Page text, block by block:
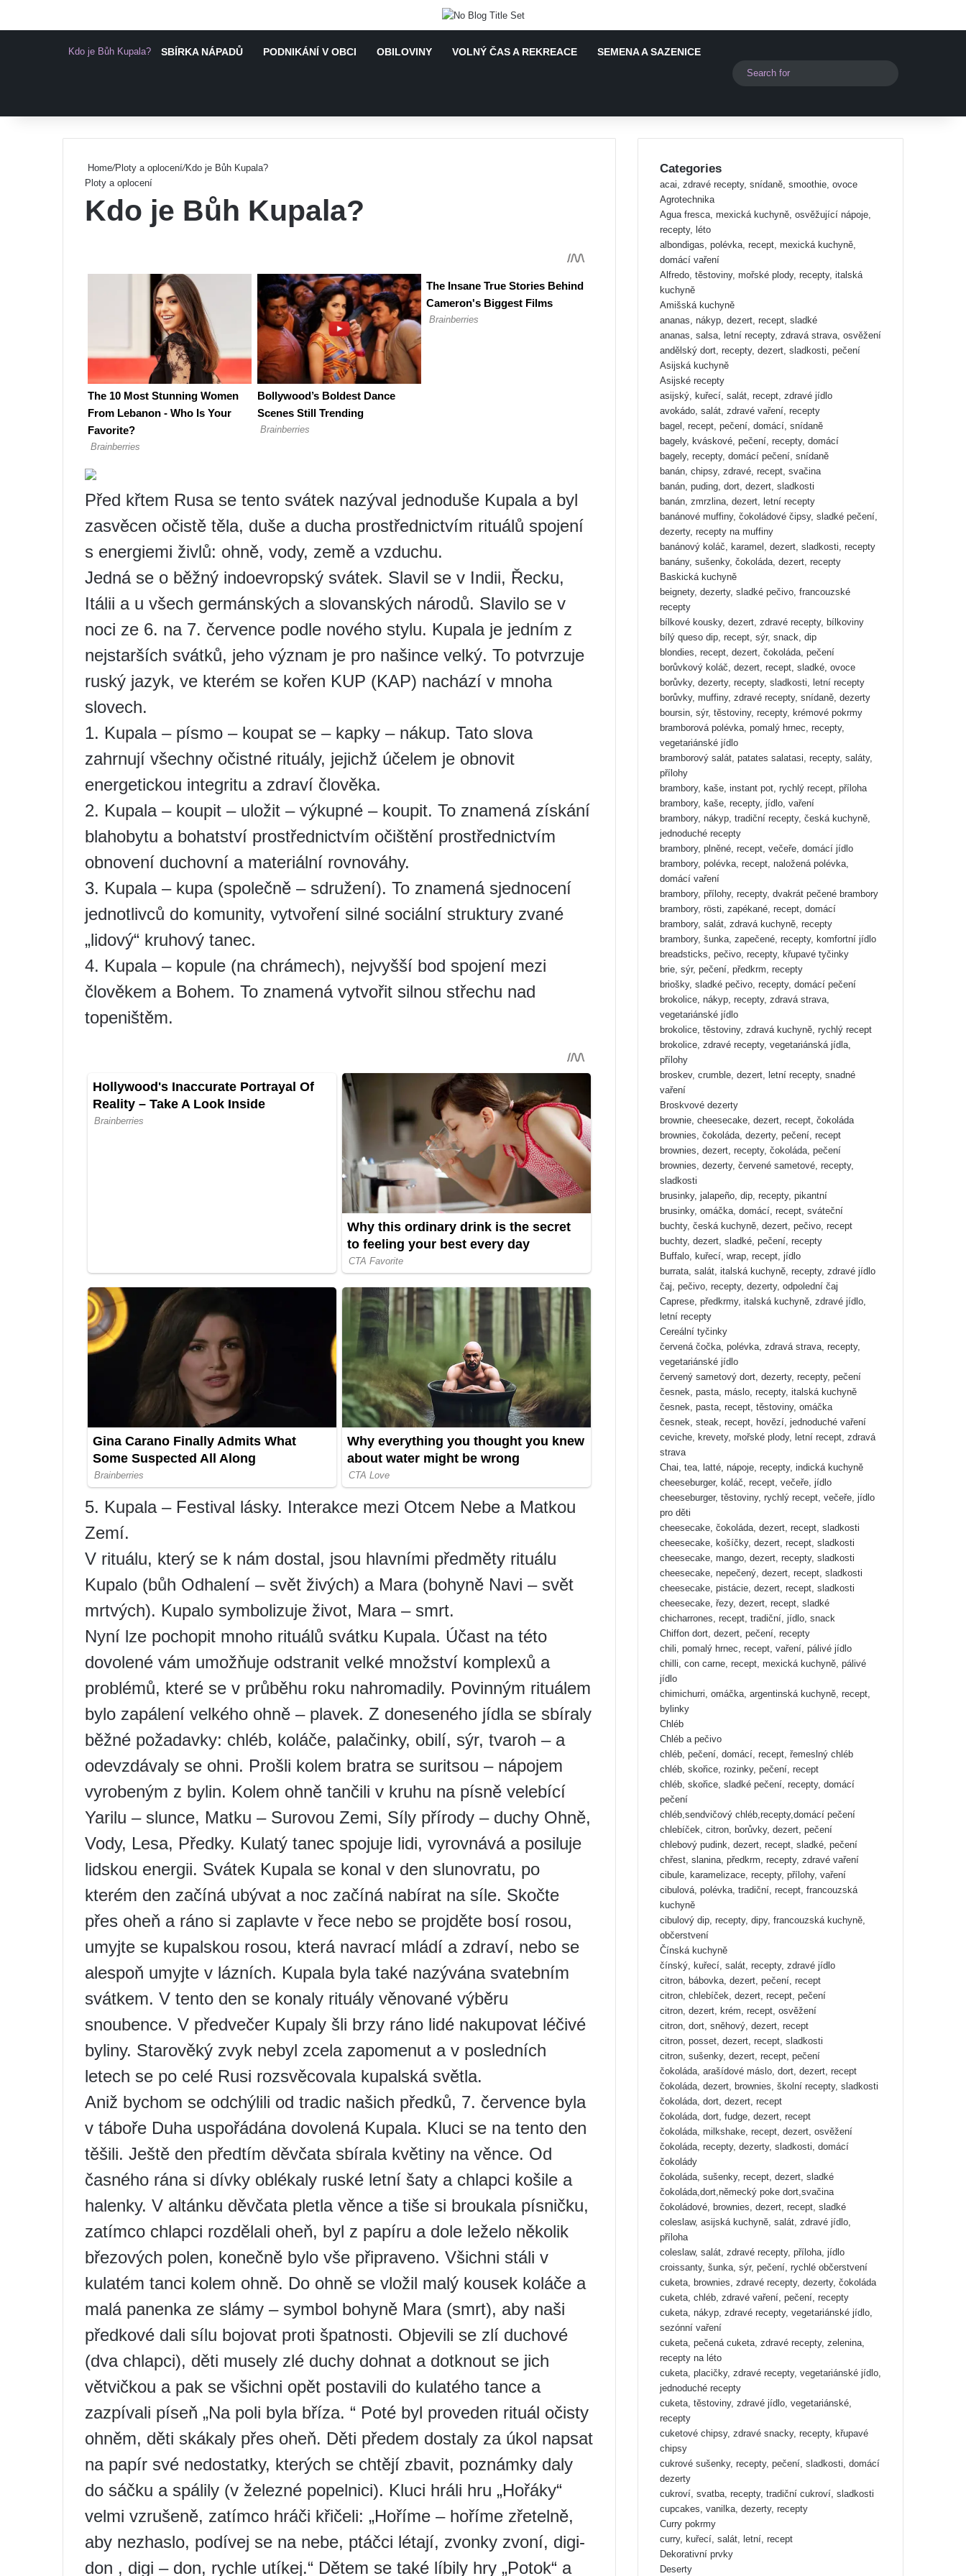
Kdo je Bůh Kupala? SBÍRKA NÁPADŮ PODNIKÁNÍ V OBCI OBILOVINY VOLNÝ ČAS A REKREACE SEMENA A SAZENICE
Switch skin
Home/Ploty a oplocení/Kdo je Bůh Kupala?
Ploty a oplocení
Kdo je Bůh Kupala?
Před křtem Rusa se tento svátek nazýval jednoduše Kupala a byl
zasvěcen očistě těla, duše a ducha prostřednictvím rituálů spojení
s energiemi živlů: ohně, vody, země a vzduchu.
Jedná se o běžný indoevropský svátek. Slavil se v Indii, Řecku,
Itálii a u všech germánských a slovanských národů. Slavilo se v
noci ze 6. na 7. července podle nového stylu. Kupala je jedním z
nejstarších svátků, jeho význam je pro našince velký. To potvrzuje
ruský jazyk, ve kterém se kořen KUP (KAP) nachází v mnoha
slovech.
1. Kupala – písmo – koupat se – kapky – nákup. Tato slova
zahrnují všechny očistné rituály, jejichž účelem je obnovit
energetickou integritu a zdraví člověka.
2. Kupala – koupit – uložit – výkupné – koupit. To znamená získání
blahobytu a bohatství prostřednictvím očištění prostřednictvím
obnovení duchovní a materiální rovnováhy.
3. Kupala – kupa (společně – sdružení). To znamená sjednocení
jednotlivců do komunity, vytvoření silné sociální struktury zvané
„lidový“ kruhový tanec.
4. Kupala – kopule (na chrámech), nejvyšší bod spojení mezi
člověkem a Bohem. To znamená vytvořit silnou střechu nad
topeništěm.
5. Kupala – Festival lásky. Interakce mezi Otcem Nebe a Matkou
Zemí.
V rituálu, který se k nám dostal, jsou hlavními předměty rituálu
Kupalo (bůh Odhalení – svět živých) a Mara (bohyně Navi – svět
mrtvých). Kupalo symbolizuje život, Mara – smrt.
Nyní lze pochopit mnoho rituálů svátku Kupala. Účast na této
dovolené vám umožňuje odstranit velké množství komplexů a
problémů, které se v průběhu roku nahromadily. Povinným rituálem
bylo zapálení velkého ohně – plavek. Z doneseného jídla se sbíraly
běžné požadavky: chléb, koláče, palačinky, obilí, sýr, tvaroh – a
odevzdávaly se ohni. Prošli kolem bratra se suritsou – nápojem
vyrobeným z bylin. Kolem ohně tančili v kruhu na písně velebící
Yarilu – slunce, Matku – Surovou Zemi, Síly přírody – duchy Ohně,
Vody, Lesa, Předky. Kulatý tanec spojuje lidi, vyrovnává a posiluje
lidskou energii. Svátek Kupala se konal v den slunovratu, po
kterém den začíná ubývat a noc začíná nabírat na síle. Skočte
přes oheň a ráno si zaplavte v řece nebo se projděte bosí rosou,
umyjte se kupalskou rosou, která navrací mládí a zdraví, nebo se
alespoň umyjte v lázních. Kupala byla také nazývána svatebním
svátkem. V tento den se konaly rituály věnované výběru
snoubence. V předvečer Kupaly šli brzy ráno lidé nakupovat léčivé
byliny. Starověký zvyk nebyl zcela zapomenut a v posledních
letech se po celé Rusi rozsvěcovala kupalská světla.
Aniž bychom se odchýlili od tradic našich předků, 7. července byla
v táboře Duha uspořádána dovolená Kupala. Kluci se na tento den
těšili. Ještě den předtím děvčata sbírala květiny na věnce. Od
časného rána si dívky oblékaly ruské letní šaty a chlapci košile a
halenky. V altánku děvčata pletla věnce a tiše si broukala písničku,
zatímco chlapci rozdělali oheň, byl z papíru a dole leželo několik
březových polen, konečně bylo vše připraveno. Všichni stáli v
kulatém tanci kolem ohně. Do ohně se vložil malý kousek koláče a
malá panenka ze slámy – symbol bohyně Mara (smrt), aby naši
předkové dali sílu bojovat proti špatnosti. Objevili se zlí duchové
(dva chlapci), děti musely zlé duchy dohnat a dotknout se jich
větvičkou a pak se všichni opět postavili do kulatého tance a
zazpívali píseň „Na poli byla bříza. “ Poté byl proveden rituál očisty
ohněm, děti skákaly přes oheň. Děti předem dostaly za úkol napsat
na papír své nedostatky, kterých se chtějí zbavit, poznámky daly
do sáčku a spálily (v železné popelnici). Kluci hráli hru „Hořáky“
velmi vzrušeně, zatímco hráči křičeli: „Hoříme – hoříme zřetelně,
aby nezhaslo, podívej se na nebe, ptáčci létají, zvonky zvoní, digi-
don , digi – don, rychle utíkej.“ Dětem se také líbily hry „Potok“ a
Categories
acai, zdravé recepty, snídaně, smoothie, ovoce
Agrotechnika
Agua fresca, mexická kuchyně, osvěžující nápoje,
recepty, léto
albondigas, polévka, recept, mexická kuchyně,
domácí vaření
Alfredo, těstoviny, mořské plody, recepty, italská
kuchyně
Amišská kuchyně
ananas, nákyp, dezert, recept, sladké
ananas, salsa, letní recepty, zdravá strava, osvěžení
andělský dort, recepty, dezert, sladkosti, pečení
Asijská kuchyně
Asijské recepty
asijský, kuřecí, salát, recept, zdravé jídlo
avokádo, salát, zdravé vaření, recepty
bagel, recept, pečení, domácí, snídaně
bagely, kváskové, pečení, recepty, domácí
bagely, recepty, domácí pečení, snídaně
banán, chipsy, zdravé, recept, svačina
banán, puding, dort, dezert, sladkosti
banán, zmrzlina, dezert, letní recepty
banánové muffiny, čokoládové čipsy, sladké pečení,
dezerty, recepty na muffiny
banánový koláč, karamel, dezert, sladkosti, recepty
banány, sušenky, čokoláda, dezert, recepty
Baskická kuchyně
beignety, dezerty, sladké pečivo, francouzské
recepty
bílkové kousky, dezert, zdravé recepty, bílkoviny
bílý queso dip, recept, sýr, snack, dip
blondies, recept, dezert, čokoláda, pečení
borůvkový koláč, dezert, recept, sladké, ovoce
borůvky, dezerty, recepty, sladkosti, letní recepty
borůvky, muffiny, zdravé recepty, snídaně, dezerty
boursin, sýr, těstoviny, recepty, krémové pokrmy
bramborová polévka, pomalý hrnec, recepty,
vegetariánské jídlo
bramborový salát, patates salatasi, recepty, saláty,
přílohy
brambory, kaše, instant pot, rychlý recept, příloha
brambory, kaše, recepty, jídlo, vaření
brambory, nákyp, tradiční recepty, česká kuchyně,
jednoduché recepty
brambory, plněné, recept, večeře, domácí jídlo
brambory, polévka, recept, naložená polévka,
domácí vaření
brambory, přílohy, recepty, dvakrát pečené brambory
brambory, rösti, zapékané, recept, domácí
brambory, salát, zdravá kuchyně, recepty
brambory, šunka, zapečené, recepty, komfortní jídlo
breadsticks, pečivo, recepty, křupavé tyčinky
brie, sýr, pečení, předkrm, recepty
briošky, sladké pečivo, recepty, domácí pečení
brokolice, nákyp, recepty, zdravá strava,
vegetariánské jídlo
brokolice, těstoviny, zdravá kuchyně, rychlý recept
brokolice, zdravé recepty, vegetariánská jídla,
přílohy
broskev, crumble, dezert, letní recepty, snadné
vaření
Broskvové dezerty
brownie, cheesecake, dezert, recept, čokoláda
brownies, čokoláda, dezerty, pečení, recept
brownies, dezert, recepty, čokoláda, pečení
brownies, dezerty, červené sametové, recepty,
sladkosti
brusinky, jalapeño, dip, recepty, pikantní
brusinky, omáčka, domácí, recept, sváteční
buchty, česká kuchyně, dezert, pečivo, recept
buchty, dezert, sladké, pečení, recepty
Buffalo, kuřecí, wrap, recept, jídlo
burrata, salát, italská kuchyně, recepty, zdravé jídlo
čaj, pečivo, recepty, dezerty, odpolední čaj
Caprese, předkrmy, italská kuchyně, zdravé jídlo,
letní recepty
Cereální tyčinky
červená čočka, polévka, zdravá strava, recepty,
vegetariánské jídlo
červený sametový dort, dezerty, recepty, pečení
česnek, pasta, máslo, recepty, italská kuchyně
česnek, pasta, recept, těstoviny, omáčka
česnek, steak, recept, hovězí, jednoduché vaření
ceviche, krevety, mořské plody, letní recept, zdravá
strava
Chai, tea, latté, nápoje, recepty, indická kuchyně
cheeseburger, koláč, recept, večeře, jídlo
cheeseburger, těstoviny, rychlý recept, večeře, jídlo
pro děti
cheesecake, čokoláda, dezert, recept, sladkosti
cheesecake, košíčky, dezert, recept, sladkosti
cheesecake, mango, dezert, recepty, sladkosti
cheesecake, nepečený, dezert, recept, sladkosti
cheesecake, pistácie, dezert, recept, sladkosti
cheesecake, řezy, dezert, recept, sladké
chicharrones, recept, tradiční, jídlo, snack
Chiffon dort, dezert, pečení, recepty
chili, pomalý hrnec, recept, vaření, pálivé jídlo
chilli, con carne, recept, mexická kuchyně, pálivé
jídlo
chimichurri, omáčka, argentinská kuchyně, recept,
bylinky
Chléb
Chléb a pečivo
chléb, pečení, domácí, recept, řemeslný chléb
chléb, skořice, rozinky, pečení, recept
chléb, skořice, sladké pečení, recepty, domácí
pečení
chléb,sendvičový chléb,recepty,domácí pečení
chlebíček, citron, borůvky, dezert, pečení
chlebový pudink, dezert, recept, sladké, pečení
chřest, slanina, předkrm, recepty, zdravé vaření
cibule, karamelizace, recepty, přílohy, vaření
cibulová, polévka, tradiční, recept, francouzská
kuchyně
cibulový dip, recepty, dipy, francouzská kuchyně,
občerstvení
Čínská kuchyně
čínský, kuřecí, salát, recepty, zdravé jídlo
citron, bábovka, dezert, pečení, recept
citron, chlebíček, dezert, recept, pečení
citron, dezert, krém, recept, osvěžení
citron, dort, sněhový, dezert, recept
citron, posset, dezert, recept, sladkosti
citron, sušenky, dezert, recept, pečení
čokoláda, arašídové máslo, dort, dezert, recept
čokoláda, dezert, brownies, školní recepty, sladkosti
čokoláda, dort, dezert, recept
čokoláda, dort, fudge, dezert, recept
čokoláda, milkshake, recept, dezert, osvěžení
čokoláda, recepty, dezerty, sladkosti, domácí
čokolády
čokoláda, sušenky, recept, dezert, sladké
čokoláda,dort,německý poke dort,svačina
čokoládové, brownies, dezert, recept, sladké
coleslaw, asijská kuchyně, salát, zdravé jídlo,
příloha
coleslaw, salát, zdravé recepty, příloha, jídlo
croissanty, šunka, sýr, pečení, rychlé občerstvení
cuketa, brownies, zdravé recepty, dezerty, čokoláda
cuketa, chléb, zdravé vaření, pečení, recepty
cuketa, nákyp, zdravé recepty, vegetariánské jídlo,
sezónní vaření
cuketa, pečená cuketa, zdravé recepty, zelenina,
recepty na léto
cuketa, placičky, zdravé recepty, vegetariánské jídlo,
jednoduché recepty
cuketa, těstoviny, zdravé jídlo, vegetariánské,
recepty
cuketové chipsy, zdravé snacky, recepty, křupavé
chipsy
cukrové sušenky, recepty, pečení, sladkosti, domácí
dezerty
cukroví, svatba, recepty, tradiční cukroví, sladkosti
cupcakes, vanilka, dezerty, recepty
Curry pokrmy
curry, kuřecí, salát, letní, recept
Dekorativní prvky
Deserty